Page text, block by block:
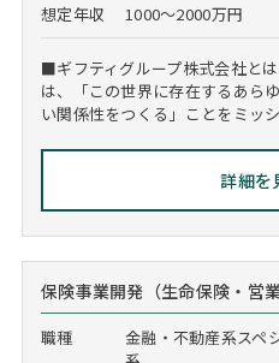
想定年収 1000～2000万円
■ギフティグループ株式会社と
は、「この世界に存在するあら
い関係性をつくる」ことをミッ
詳細を
保険事業開発（生命保険・営業
職種
金融・不動産系スペ